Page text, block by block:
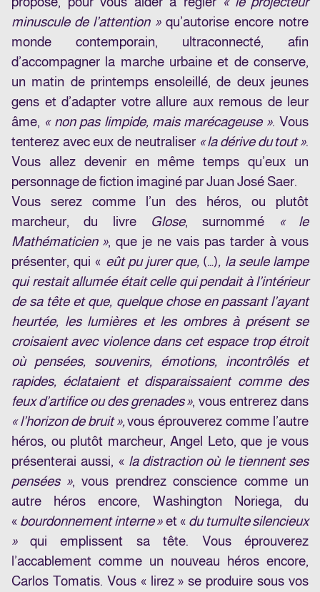
minuscule de l’attention »qu’autorise encore notre
monde contemporain, ultraconnecté, afin
d’accompagner la marche urbaine et de conserve,
un matin de printemps ensoleillé, de deux jeunes
gens et d’adapter votre allure aux remous de leur
âme, « non pas limpide, mais marécageuse ». Vous
tenterez avec eux de neutraliser « la dérive du tout ».
Vous allez devenir en même temps qu’eux un
personnage de fiction imaginé par Juan José Saer.
Vous serez comme l’un des héros, ou plutôt
marcheur, du livre Glose, surnommé
« le
Mathématicien », que je ne vais pas tarder à vous
présenter, qui « eût pu jurer que, (…), la seule lampe
qui restait allumée était celle qui pendait à l’intérieur
de sa tête et que, quelque chose en passant l’ayant
heurtée, les lumières et les ombres à présent se
croisaient avec violence dans cet espace trop étroit
où pensées, souvenirs, émotions, incontrôlés et
rapides, éclataient et disparaissaient comme des
feux d’artifice ou des grenades », vous entrerez dans
« l’horizon de bruit »,vous éprouverez comme l’autre
héros, ou plutôt marcheur, Angel Leto, que je vous
présenterai aussi, « la distraction où le tiennent ses
pensées », vous prendrez conscience comme un
autre héros encore, Washington Noriega, du
« bourdonnement interne »et « du tumulte silencieux
» qui emplissent sa tête. Vous éprouverez
l’accablement comme un nouveau héros encore,
Carlos Tomatis. Vous « lirez » se produire sous vos